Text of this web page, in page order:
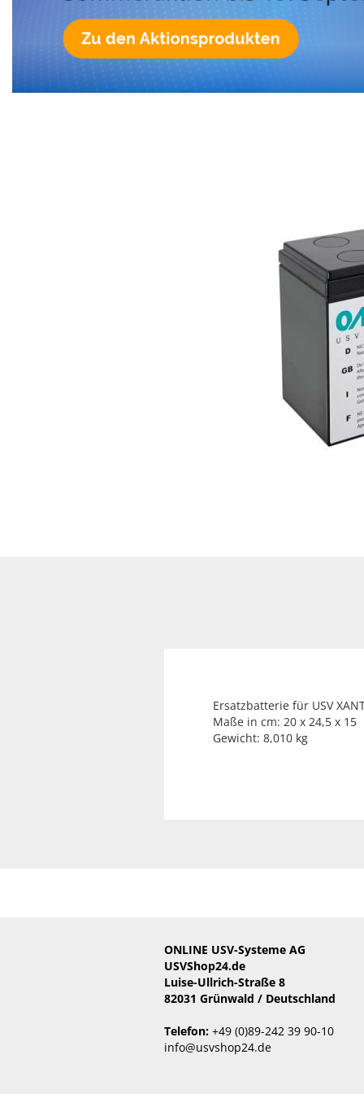
Ersatzbatterie für USV
Maße in cm: 20 x 24,5 x 15
Gewicht: 8,010 kg
ONLINE USV-Systeme AG
USVShop24.de
Luise-Ullrich-Straße 8
82031 Grünwald / Deutschland
Telefon: +49 (0)89-242 39 90-10
info@usvshop24.de